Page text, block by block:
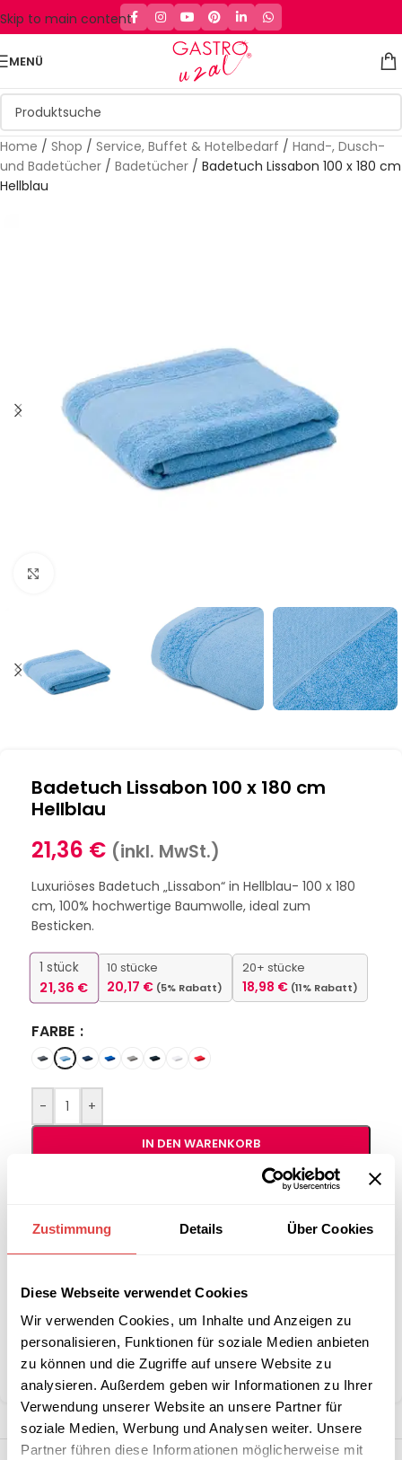
Zustimmung Details Über Cookies
Diese Webseite verwendet Cookies
Wir verwenden Cookies, um Inhalte und Anzeigen zu
personalisieren, Funktionen für soziale Medien anbieten
zu können und die Zugriffe auf unsere Website zu
analysieren. Außerdem geben wir Informationen zu Ihrer
Verwendung unserer Website an unsere Partner für
soziale Medien, Werbung und Analysen weiter. Unsere
Partner führen diese Informationen möglicherweise mit
Skip to main content
MENÜ
Home / Shop / Service, Buffet & Hotelbedarf / Hand-, Dusch-
und Badetücher / Badetücher / Badetuch Lissabon 100 x 180 cm
Hellblau
Badetuch Lissabon 100 x 180 cm
Hellblau
21,36 € (inkl. MwSt.)
Luxuriöses Badetuch „Lissabon“ in Hellblau- 100 x 180
cm, 100% hochwertige Baumwolle, ideal zum
Besticken.
1 stück
21,36 €
10 stücke
20,17 € (5% Rabatt)
20+ stücke
18,98 € (11% Rabatt)
FARBE
- +
IN DEN WARENKORB
größeren
Stückzahlen?
anfordern
Kategorie: Badetücher
Marke:Gastro Uzal
Teilen: